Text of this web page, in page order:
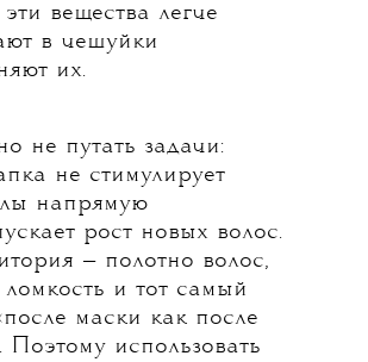
вещества легче
в чешуйки
их.
не путать задачи:
не стимулирует
напрямую
рост новых волос.
— полотно волос,
ломкость и тот самый
маски как после
Поэтому использовать